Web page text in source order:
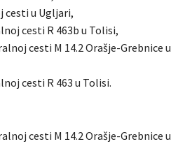
cesti u Ugljari,
cesti R 463b u Tolisi,
cesti M 14.2 Orašje-Grebnice u
cesti R 463 u Tolisi.
cesti M 14.2 Orašje-Grebnice u